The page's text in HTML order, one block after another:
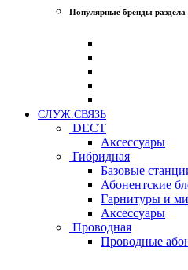
Популярные бренды раздела
СЛУЖ.СВЯЗЬ
DECT
Аксессуары
Гибридная
Базовые
Абонентские
Гарнитуры и
Аксессуары
Проводная
Проводные